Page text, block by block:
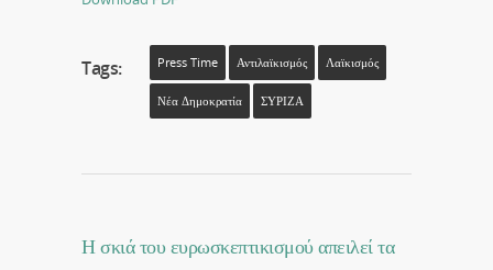
Tags: Press Time Αντιλαϊκισμός Λαϊκισμός
Νέα Δημοκρατία ΣΥΡΙΖΑ
Η σκιά του ευρωσκεπτικισμού απειλεί τα